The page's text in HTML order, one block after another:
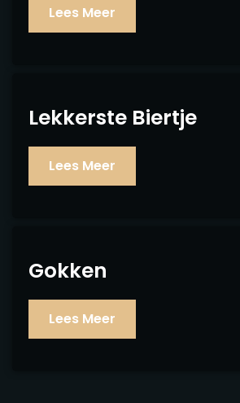
Lees Meer
Lekkerste Biertje
Lees Meer
Gokken
Lees Meer